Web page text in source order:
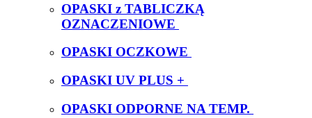
OPASKI z TABLICZKĄ
OZNACZENIOWE
OPASKI OCZKOWE
OPASKI UV PLUS +
OPASKI ODPORNE NA TEMP.